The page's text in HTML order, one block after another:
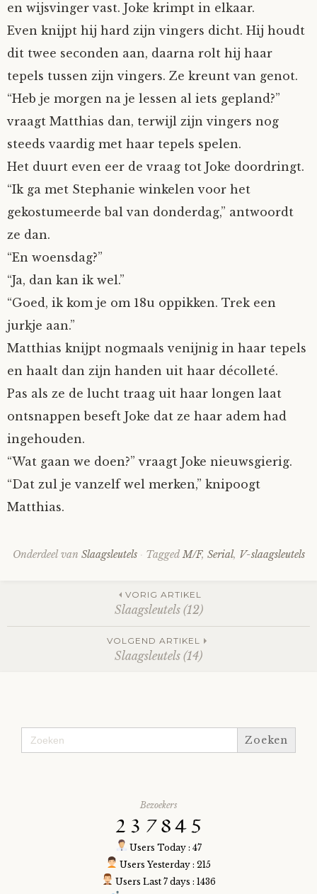
en wijsvinger vast. Joke krimpt in elkaar.
Even knijpt hij hard zijn vingers dicht. Hij houdt
dit twee seconden aan, daarna rolt hij haar
tepels tussen zijn vingers. Ze kreunt van genot.
“Heb je morgen na je lessen al iets gepland?”
vraagt Matthias dan, terwijl zijn vingers nog
steeds vaardig met haar tepels spelen.
Het duurt even eer de vraag tot Joke doordringt.
“Ik ga met Stephanie winkelen voor het
gekostumeerde bal van donderdag,” antwoordt
ze dan.
“En woensdag?”
“Ja, dan kan ik wel.”
“Goed, ik kom je om 18u oppikken. Trek een
jurkje aan.”
Matthias knijpt nogmaals venijnig in haar tepels
en haalt dan zijn handen uit haar décolleté.
Pas als ze de lucht traag uit haar longen laat
ontsnappen beseft Joke dat ze haar adem had
ingehouden.
“Wat gaan we doen?” vraagt Joke nieuwsgierig.
“Dat zul je vanzelf wel merken,” knipoogt
Matthias.
Onderdeel van Slaagsleutels Tagged M/F, Serial, V-slaagsleutels
navigation
VORIG ARTIKEL
Slaagsleutels (12)
VOLGEND ARTIKEL
Slaagsleutels (14)
Zoek
naar:
Bezoekers
Users Today : 47
Users Yesterday : 215
Users Last 7 days : 1436